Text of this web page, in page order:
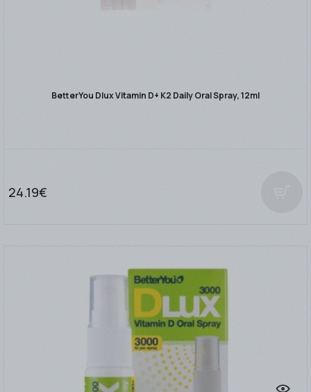
BetterYou Dlux Vitamin D+ K2 Daily Oral Spray, 12ml
24.19€